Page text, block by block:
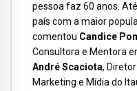
pessoa faz 60 anos.
país com a maior
comentou Candice
Consultora e Mentora
André Scaciota,
Marketing e Mídia do